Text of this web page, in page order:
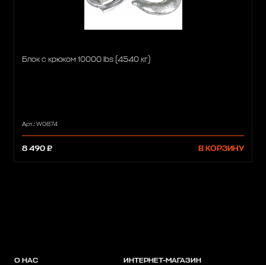
Блок с крюком 10000 lbs (4540 кг)
Арт.: W0874
8 490 ₽ В КОРЗИНУ
О НАС ИНТЕРНЕТ-МАГАЗИН